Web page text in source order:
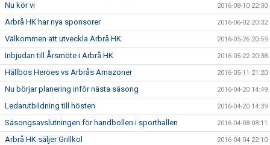
Nu kör vi 2016-08-10 22:30
Arbrå HK har nya sponsorer 2016-06-02 20:32
Välkommen att utveckla Arbrå HK 2016-05-26 20:59
Inbjudan till Årsmöte i Arbrå HK 2016-05-22 20:38
Hällbos Heroes vs Arbrås Amazoner 2016-05-11 21:20
Nu börjar planering inför nästa säsong 2016-04-20 14:49
Ledarutbildning till hösten 2016-04-20 14:39
Säsongsavslutningen för handbollen i sporthallen 2016-04-08 08:11
Arbrå HK säljer Grillkol 2016-04-04 22:10